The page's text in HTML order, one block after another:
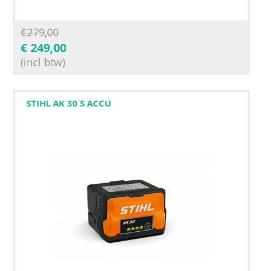
€279,00
€ 249,00
(incl btw)
STIHL AK 30 S ACCU